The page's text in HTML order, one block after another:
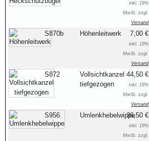
inkl. 19%
MwSt. zzgl.
Versand
S870b Höhenleitwerk 7,00 €
inkl. 19%
MwSt. zzgl.
Versand
S872
Vollsichtkanzel
tiefgezogen
44,50 €
inkl. 19%
MwSt. zzgl.
Versand
S956 Umlenkhebelwippe36,50 €
inkl. 19%
MwSt. zzgl.